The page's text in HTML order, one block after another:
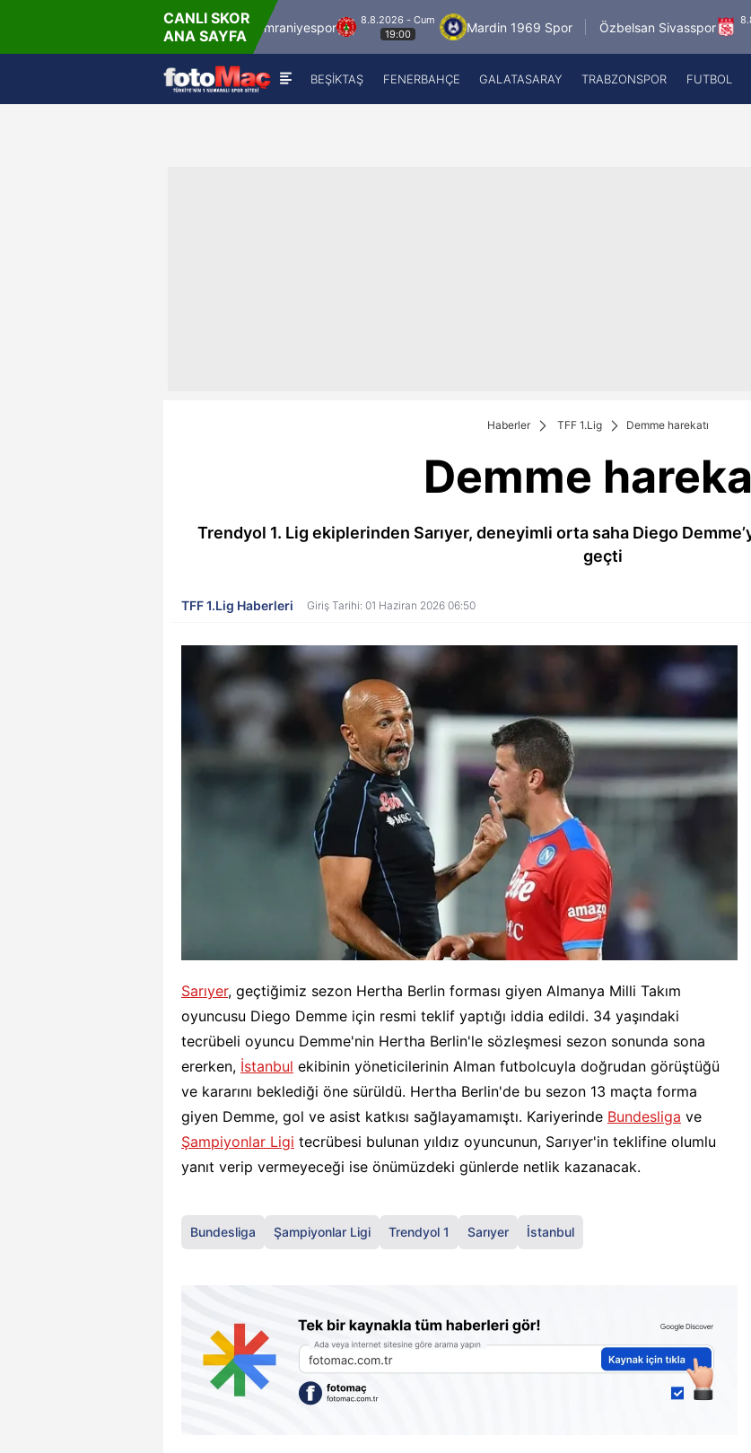
CANLI SKOR
ANA SAYFA
İstanbulspor Ümraniyespor
8.8.2026 - Cum
19:00
Mardin 1969 Spor Özbelsan Sivasspor
19:00
BEŞİKTAŞ FENERBAHÇE GALATASARAY TRABZONSPOR FUTBOL
Haberler TFF 1.Lig Demme harekatı
Demme
Trendyol 1. Lig ekiplerinden Sarıyer, deneyimli orta saha Diego
geçti
TFF 1.Lig Haberleri Giriş Tarihi: 01 Haziran 2026 06:50
Sarıyer, geçtiğimiz sezon Hertha Berlin forması giyen Almanya Milli Takım
oyuncusu Diego Demme için resmi teklif yaptığı iddia edildi. 34 yaşındaki
tecrübeli oyuncu Demme'nin Hertha Berlin'le sözleşmesi sezon sonunda sona
ererken, İstanbul ekibinin yöneticilerinin Alman futbolcuyla doğrudan görüştüğü
ve kararını beklediği öne sürüldü. Hertha Berlin'de bu sezon 13 maçta forma
giyen Demme, gol ve asist katkısı sağlayamamıştı. Kariyerinde Bundesliga ve
Şampiyonlar Ligi tecrübesi bulunan yıldız oyuncunun, Sarıyer'in teklifine olumlu
yanıt verip vermeyeceği ise önümüzdeki günlerde netlik kazanacak.
Bundesliga Şampiyonlar Ligi Trendyol 1 Sarıyer İstanbul